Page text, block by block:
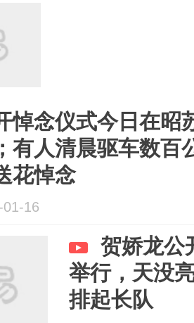
悼念仪式今日在昭
有人清晨驱车数百
花悼念
16
贺娇龙公
举行，天没
排起长队